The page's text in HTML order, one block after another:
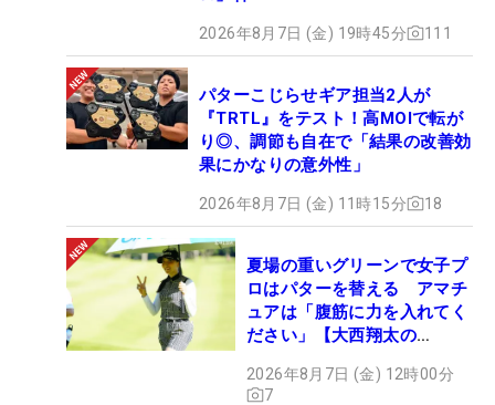
2026年8月7日 (金) 19時45分 111
パターこじらせギア担当2人が
『TRTL』をテスト！高MOIで転が
り◎、調節も自在で「結果の改善効
果にかなりの意外性」
2026年8月7日 (金) 11時15分 18
夏場の重いグリーンで女子プ
ロはパターを替える アマチ
ュアは「腹筋に力を入れてく
ださい」【大西翔太の
2026年8月7日 (金) 12時00分
7